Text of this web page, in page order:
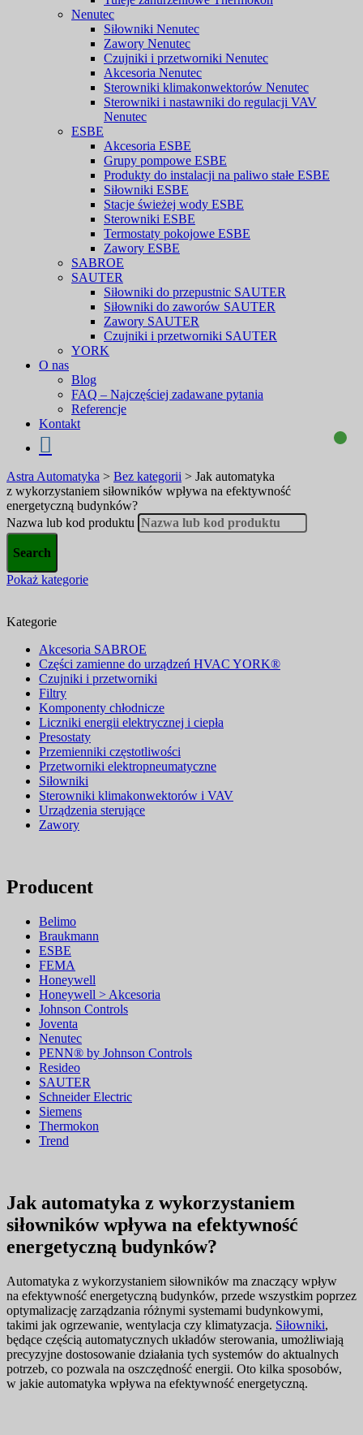
Nenutec
Siłowniki Nenutec
Zawory Nenutec
Czujniki i przetworniki Nenutec
Akcesoria Nenutec
Sterowniki klimakonwektorów Nenutec
Sterowniki i nastawniki do regulacji VAV
Nenutec
ESBE
Akcesoria ESBE
Grupy pompowe ESBE
Produkty do instalacji na paliwo stałe ESBE
Siłowniki ESBE
Stacje świeżej wody ESBE
Sterowniki ESBE
Termostaty pokojowe ESBE
Zawory ESBE
SABROE
SAUTER
Siłowniki do przepustnic SAUTER
Siłowniki do zaworów SAUTER
Zawory SAUTER
Czujniki i przetworniki SAUTER
YORK
O nas
Blog
FAQ – Najczęściej zadawane pytania
Referencje
Kontakt
Astra Automatyka > Bez kategorii > Jak automatyka
z wykorzystaniem siłowników wpływa na efektywność
energetyczną budynków?
Nazwa lub kod produktu
Pokaż kategorie
Kategorie
Akcesoria SABROE
Części zamienne do urządzeń HVAC YORK®
Czujniki i przetworniki
Filtry
Komponenty chłodnicze
Liczniki energii elektrycznej i ciepła
Presostaty
Przemienniki częstotliwości
Przetworniki elektropneumatyczne
Siłowniki
Sterowniki klimakonwektorów i VAV
Urządzenia sterujące
Zawory
Producent
Belimo
Braukmann
ESBE
FEMA
Honeywell
Honeywell > Akcesoria
Johnson Controls
Joventa
Nenutec
PENN® by Johnson Controls
Resideo
SAUTER
Schneider Electric
Siemens
Thermokon
Trend
Jak automatyka z wykorzystaniem
siłowników wpływa na efektywność
energetyczną budynków?
Automatyka z wykorzystaniem siłowników ma znaczący wpływ
na efektywność energetyczną budynków, przede wszystkim poprzez
optymalizację zarządzania różnymi systemami budynkowymi,
takimi jak ogrzewanie, wentylacja czy klimatyzacja. Siłowniki,
będące częścią automatycznych układów sterowania, umożliwiają
precyzyjne dostosowanie działania tych systemów do aktualnych
potrzeb, co pozwala na oszczędność energii. Oto kilka sposobów,
w jakie automatyka wpływa na efektywność energetyczną.